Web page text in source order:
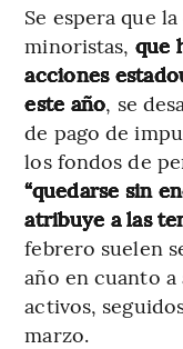
Se espera que
minoristas, que
acciones
este año, se
de pago de
los fondos de
“quedarse sin
atribuye a las
febrero suelen
año en cuanto a
activos,
marzo.